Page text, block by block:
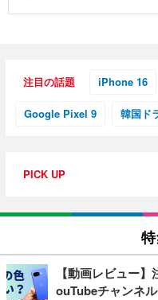
注目の話題 iPhone 16
Google Pixel 9 韓国ド
PICK UP
【動画レビュー
ouTubeチャンネル